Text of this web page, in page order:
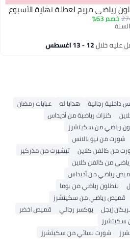
رياضي مريح لعطلة نهاية الأسبوع
خصم 63%
عليه خلال12 - 13 اغسطس
داخلية رجالية هدايا له
عبايات رمضان
كنزات رياضية من أديداس
رياضي من سكيتشرز
شورت من نيو بالانس
من كالفن كلاين
تيشيرت من مذركير
من كالفن كلاين
رياضي من أديداس
بنطلون رياضي من بوما
قميص رياضي من سكيتشرز
إيجل بوكسر رجالي
قميص اخضر
سكيتشرز
شورت نسائي من سكيتشرز